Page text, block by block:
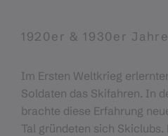
1920er & 1930er Jahre
Im Ersten Weltkrieg
Soldaten das Skifahren. In
brachte diese Erfahrung
Tal gründeten sich